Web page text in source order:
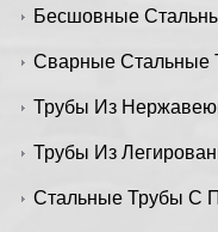
Бесшовные
Сварные Стальные
Трубы Из
Трубы Из
Стальные Трубы С